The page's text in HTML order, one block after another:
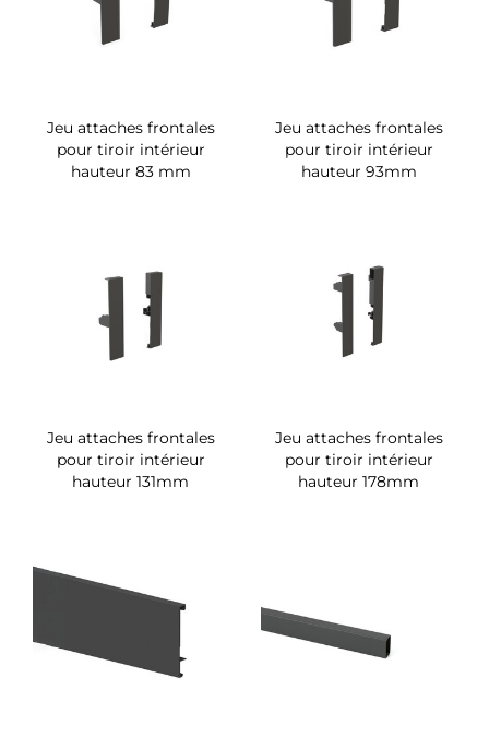
Jeu attaches frontales
pour tiroir intérieur
hauteur 83 mm
Jeu attaches frontales
pour tiroir intérieur
hauteur 93mm
Jeu attaches frontales
pour tiroir intérieur
hauteur 131mm
Jeu attaches frontales
pour tiroir intérieur
hauteur 178mm